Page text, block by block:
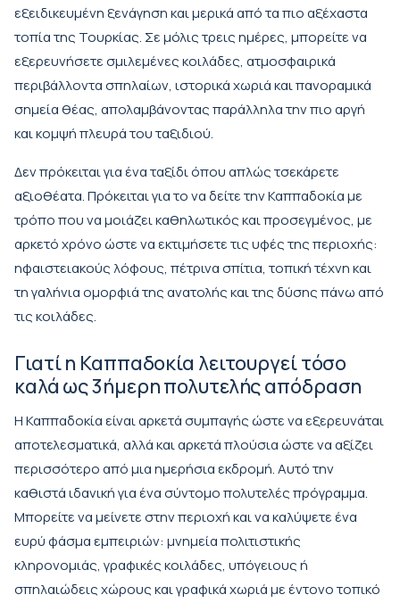
εξειδικευμένη ξενάγηση και μερικά από τα πιο αξέχαστα
τοπία της Τουρκίας. Σε μόλις τρεις ημέρες, μπορείτε να
εξερευνήσετε σμιλεμένες κοιλάδες, ατμοσφαιρικά
περιβάλλοντα σπηλαίων, ιστορικά χωριά και πανοραμικά
σημεία θέας, απολαμβάνοντας παράλληλα την πιο αργή
και κομψή πλευρά του ταξιδιού.
Δεν πρόκειται για ένα ταξίδι όπου απλώς τσεκάρετε
αξιοθέατα. Πρόκειται για το να δείτε την Καππαδοκία με
τρόπο που να μοιάζει καθηλωτικός και προσεγμένος, με
αρκετό χρόνο ώστε να εκτιμήσετε τις υφές της περιοχής:
ηφαιστειακούς λόφους, πέτρινα σπίτια, τοπική τέχνη και
τη γαλήνια ομορφιά της ανατολής και της δύσης πάνω από
τις κοιλάδες.
Γιατί η Καππαδοκία λειτουργεί τόσο
καλά ως 3ήμερη πολυτελής απόδραση
Η Καππαδοκία είναι αρκετά συμπαγής ώστε να εξερευνάται
αποτελεσματικά, αλλά και αρκετά πλούσια ώστε να αξίζει
περισσότερο από μια ημερήσια εκδρομή. Αυτό την
καθιστά ιδανική για ένα σύντομο πολυτελές πρόγραμμα.
Μπορείτε να μείνετε στην περιοχή και να καλύψετε ένα
ευρύ φάσμα εμπειριών: μνημεία πολιτιστικής
κληρονομιάς, γραφικές κοιλάδες, υπόγειους ή
σπηλαιώδεις χώρους και γραφικά χωριά με έντονο τοπικό